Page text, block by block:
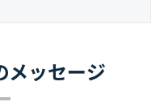
メッセージ